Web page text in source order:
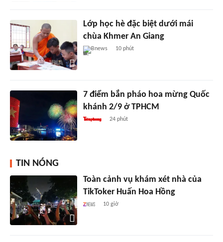
Lớp học hè đặc biệt dưới mái
chùa Khmer An Giang
Bnews 10 phút
7 điểm bắn pháo hoa mừng Quốc
khánh 2/9 ở TPHCM
24 phút
TIN NÓNG
Toàn cảnh vụ khám xét nhà của
TikToker Huấn Hoa Hồng
10 giờ